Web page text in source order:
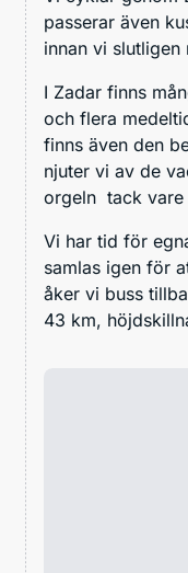
passerar även
innan vi
I Zadar finns
och flera
finns även den
njuter vi av de
orgeln tack vare
Vi har tid för
samlas igen för
åker vi buss
43 km,